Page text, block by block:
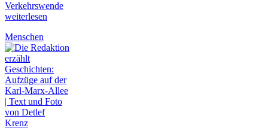
Verkehrswende
weiterlesen
Menschen